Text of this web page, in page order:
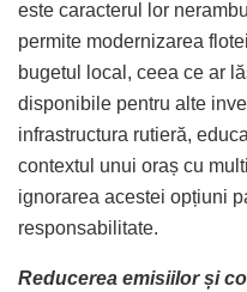
este caracterul lor
permite modernizarea
bugetul local, ceea ce ar
disponibile pentru alte
infrastructura rutieră,
contextul unui oraș cu
ignorarea acestei opțiuni
responsabilitate.
Reducerea emisiilor și